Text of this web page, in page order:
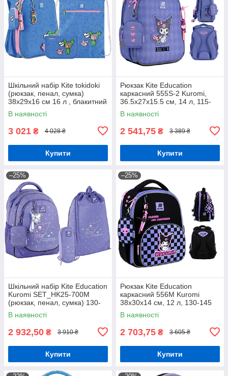
Шкільний набір Kite tokidoki
(рюкзак, пенал, сумка)
38x29x16 см 16 л , блакитний
(SET_TK24-531M)
В наявності
3 021 ₴ 4 028 ₴
Купити
Рюкзак Kite Education
каркасний 555S-2 Kuromi,
36.5х27х15.5 см, 14 л, 115-
130 см
В наявності
2 541,75 ₴ 3 389 ₴
Купити
–25%
Шкільний набір Kite Education
Kuromi SET_HK25-700M
(рюкзак, пенал, сумка) 130-
145 см
В наявності
2 932,50 ₴ 3 910 ₴
Купити
–25%
Рюкзак Kite Education
каркасний 556M Kuromi
38х30х14 см, 12 л, 130-145
см
В наявності
2 703,75 ₴ 3 605 ₴
Купити